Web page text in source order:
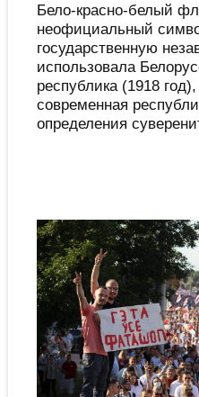
Бело-красно-белый
неофициальный
государственную
использовала
республика (1918
современная
определения